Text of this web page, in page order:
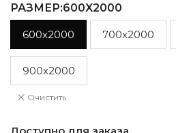
РАЗМЕР:600X2000
600x2000 700x2000
900x2000
Очистить
Доступно для заказа